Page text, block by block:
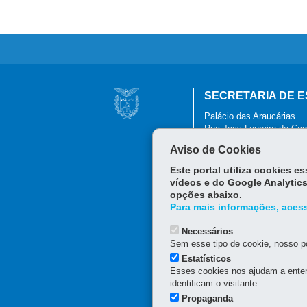
Navegação
Principal
SECRETARIA DE
Palácio das Araucárias
Rua Jacy Loureiro de
(41) 3313-6000 / 6264 -
Aviso de Cookies
Este portal utiliza cookies
vídeos e do Google
opções abaixo.
Para mais informações,
Necessários
Sem esse tipo de cookie, nosso
Estatísticos
Esses cookies nos ajudam a
identificam o visitante.
Propaganda